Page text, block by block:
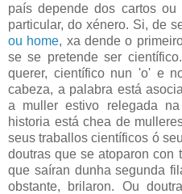
país depende dos cartos
particular, do xénero. Si, de
ou home, xa dende o
se se pretende ser
querer, científico nun 'o' e
cabeza, a palabra está
a muller estivo relegada
historia está chea de
seus traballos científicos ó
doutras que se atoparon con
que saíran dunha segunda
obstante, brilaron. Ou